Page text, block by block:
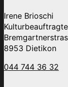
Irene Brioschi
Kulturbeauftragte
8953 Dietikon
044 744 36 32